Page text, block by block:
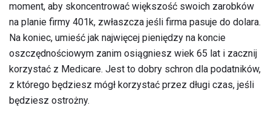
moment, aby skoncentrować większość swoich zarobków
na planie firmy 401k, zwłaszcza jeśli firma pasuje do dolara.
Na koniec, umieść jak najwięcej pieniędzy na koncie
oszczędnościowym zanim osiągniesz wiek 65 lat i zacznij
korzystać z Medicare. Jest to dobry schron dla podatników,
z którego będziesz mógł korzystać przez długi czas, jeśli
będziesz ostrożny.